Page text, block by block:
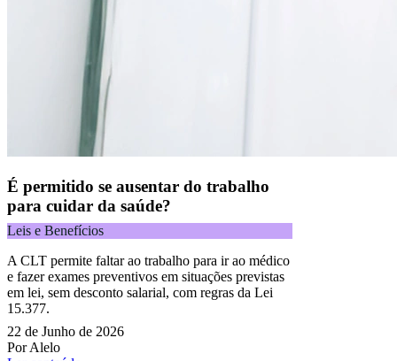
É permitido se ausentar do trabalho
para cuidar da saúde?
Leis e Benefícios
A CLT permite faltar ao trabalho para ir ao médico
e fazer exames preventivos em situações previstas
em lei, sem desconto salarial, com regras da Lei
15.377.
22 de Junho de 2026
Por Alelo